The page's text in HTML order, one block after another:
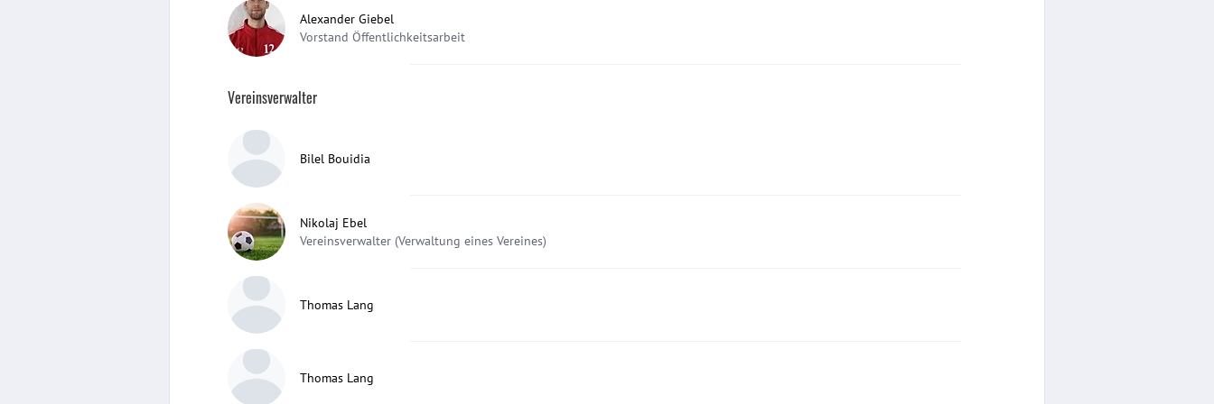
Alexander Giebel
Vorstand Öffentlichkeitsarbeit
Vereinsverwalter
Bilel Bouidia
Nikolaj Ebel
Vereinsverwalter (Verwaltung eines Vereines)
Thomas Lang
Thomas Lang